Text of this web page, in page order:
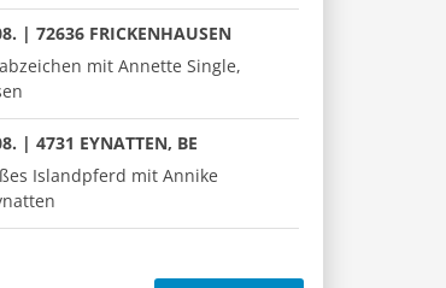
| 72636 FRICKENHAUSEN
mit Annette Single,
| 4731 EYNATTEN, BE
Islandpferd mit Annike